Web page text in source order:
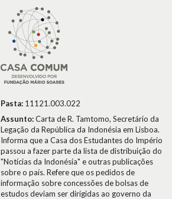
Pasta: 11121.003.022
Assunto:Carta de R. Tamtomo, Secretário da
Legação da República da Indonésia em Lisboa.
Informa que a Casa dos Estudantes do Império
passou a fazer parte da lista de distribuição do
"Notícias da Indonésia" e outras publicações
sobre o país. Refere que os pedidos de
informação sobre concessões de bolsas de
estudos deviam ser dirigidas ao governo da